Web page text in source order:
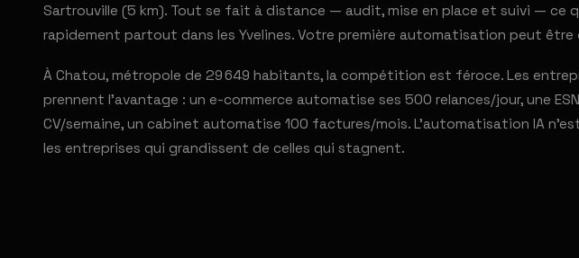
Sartrouville (5 km). Tout se fait à distance — audit, mise en place et suivi — ce
rapidement partout dans les Yvelines. Votre première automatisation peut être
À Chatou, métropole de 29 649 habitants, la compétition est féroce. Les
prennent l'avantage : un e-commerce automatise ses 500 relances/jour, une
CV/semaine, un cabinet automatise 100 factures/mois. L'automatisation IA
les entreprises qui grandissent de celles qui stagnent.